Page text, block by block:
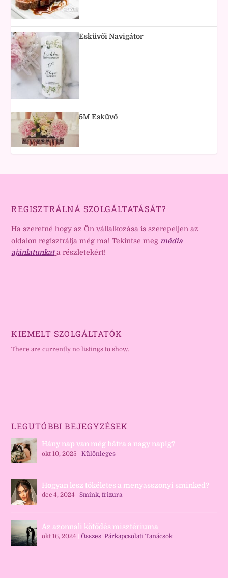
Esküvői Navigátor
5M Esküvő
REGISZTRÁLNÁ SZOLGÁLTATÁSÁT?
Ha szeretné hogy az Ön vállalkozása is szerepeljen az
oldalon regisztrálja még ma! Tekintse meg média
ajánlatunkat a részletekért!
KIEMELT SZOLGÁLTATÓK
There are currently no listings to show.
LEGUTÓBBI BEJEGYZÉSEK
Hány nap van még hátra a nagy napig?
okt 10, 2025 |Különleges
Hogyan lesz tökéletes a menyasszonyi sminked?
dec 4, 2024 |Smink, frizura
Az azonnali kötődés misztériuma
okt 16, 2024 |Összes ,Párkapcsolati Tanácsok